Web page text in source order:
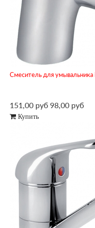
Смеситель для
151,00 руб 98,00 руб
Купить